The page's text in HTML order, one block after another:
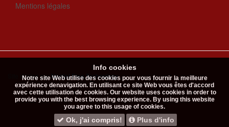
Mentions légales
Site réalisé par Nordet Free Technology.
Info cookies
Notre site Web utilise des cookies pour vous fournir la meilleure
expérience denavigation. En utilisant ce site Web vous êtes d'accord
avec cette utilisation de cookies. Our website uses cookies in order to
provide you with the best browsing experience. By using this website
you agree to this usage of cookies.
Ok, j'ai compris! Plus d'info